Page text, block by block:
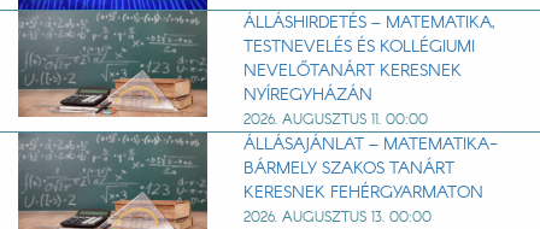
ÁLLÁSHIRDETÉS – MATEMATIKA,
TESTNEVELÉS ÉS KOLLÉGIUMI
NEVELŐTANÁRT KERESNEK
NYÍREGYHÁZÁN
2026. AUGUSZTUS 11. 00:00
ÁLLÁSAJÁNLAT – MATEMATIKA-
BÁRMELY SZAKOS TANÁRT
KERESNEK FEHÉRGYARMATON
2026. AUGUSZTUS 13. 00:00